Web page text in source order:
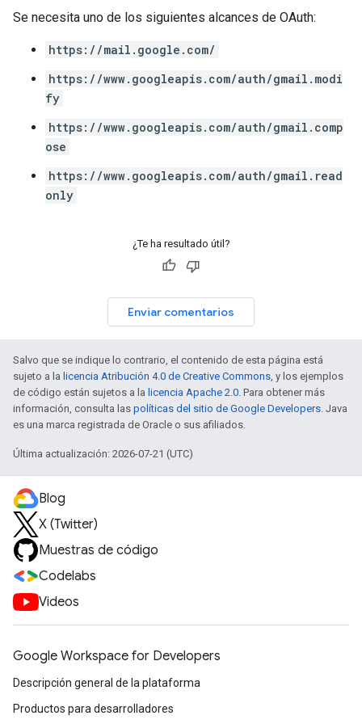
Se necesita uno de los siguientes alcances de OAuth:
https://mail.google.com/
https://www.googleapis.com/auth/gmail.modi
fy
https://www.googleapis.com/auth/gmail.comp
ose
https://www.googleapis.com/auth/gmail.read
only
¿Te ha resultado útil?
Enviar comentarios
Salvo que se indique lo contrario, el contenido de esta página está
sujeto a la licencia Atribución 4.0 de Creative Commons, y los ejemplos
de código están sujetos a la licencia Apache 2.0. Para obtener más
información, consulta las políticas del sitio de Google Developers. Java
es una marca registrada de Oracle o sus afiliados.
Última actualización: 2026-07-21 (UTC)
Blog
X (Twitter)
Muestras de código
Codelabs
Videos
Google Workspace for Developers
Descripción general de la plataforma
Productos para desarrolladores